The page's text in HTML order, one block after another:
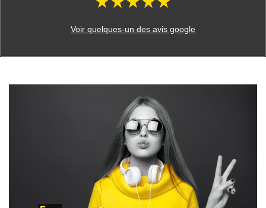
Voir quelques-un des avis google